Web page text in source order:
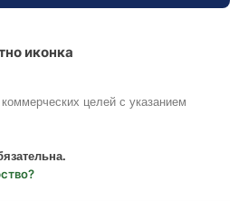
иконка
целей с указанием